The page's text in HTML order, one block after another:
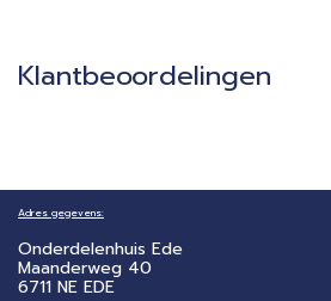
Klantbeoordelingen
Adres gegevens:
Onderdelenhuis Ede
Maanderweg 40
6711 NE EDE